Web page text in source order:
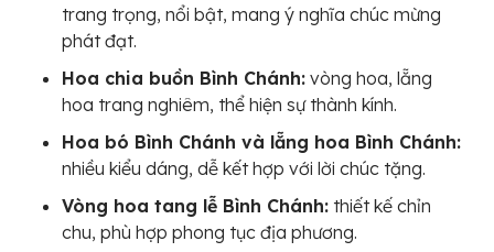
trang trọng, nổi bật, mang ý nghĩa chúc mừng
phát đạt.
Hoa chia buồn Bình Chánh: vòng hoa, lẵng
hoa trang nghiêm, thể hiện sự thành kính.
Hoa bó Bình Chánh và lẵng hoa Bình Chánh:
nhiều kiểu dáng, dễ kết hợp với lời chúc tặng.
Vòng hoa tang lễ Bình Chánh: thiết kế chỉn
chu, phù hợp phong tục địa phương.